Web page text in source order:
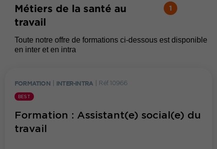
Métiers de la santé au
travail
1
Toute notre offre de formations ci-dessous est disponible
en inter et en intra
FORMATION INTER-INTRA Réf. 10966
BEST
Formation : Assistant(e) social(e) du
travail